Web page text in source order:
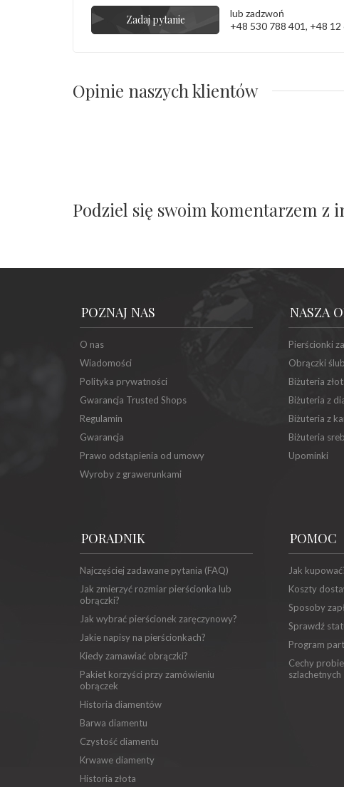
Zadaj pytanie
lub zadzwoń
+48 530 788 401, +48 12
Opinie naszych klientów
Podziel się swoim komentarzem z
POZNAJ NAS
O nas
Wiadomości
Polityka prywatności
Gwarancja Trusted Shops
Regulamin
Gwarancja
Prawo odstąpienia od umowy
Wyroby z grawerunkami
NASZA
Pierścionki
Obrączki
Biżuteria
Biżuteria z
Biżuteria z
Biżuteria
Upominki
PORADNIK
Najczęściej zadawane pytania (FAQ)
Jak zmierzyć rozmiar pierścionka lub
obrączki?
Jak wybrać pierścionek zaręczynowy?
Jakie napisy na pierścionkach?
Kiedy zamawiać obrączki?
Pakiet korzyści przy zamówieniu
obrączek
Historia diamentów
Barwa diamentu
Czystość diamentu
Krwawe diamenty
Historia złota
POMOC
Jak
Koszty
Sposoby
Sprawdź
Program
Cechy
szlachetnych